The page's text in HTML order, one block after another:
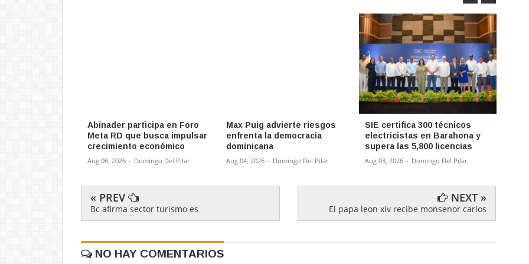
Abinader participa en Foro
Meta RD que busca impulsar
crecimiento económico
Aug 06, 2026 - Domingo Del Pilar
Max Puig advierte riesgos
enfrenta la democracia
dominicana
Aug 04, 2026 - Domingo Del Pilar
SIE certifica 300 técnicos
electricistas en Barahona y
supera las 5,800 licencias
Aug 03, 2026 - Domingo Del Pilar
« PREV
Bc afirma sector turismo es
NEXT »
El papa leon xiv recibe monsenor carlos
NO HAY COMENTARIOS